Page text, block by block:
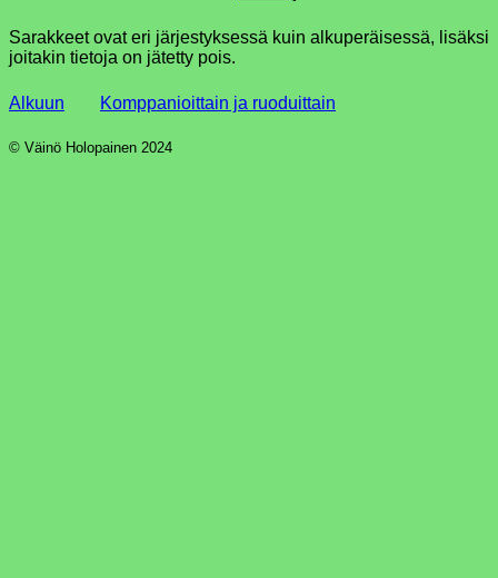
Sarakkeet ovat eri järjestyksessä kuin alkuperäisessä, lisäksi
joitakin tietoja on jätetty pois.
Alkuun Komppanioittain ja ruoduittain
© Väinö Holopainen 2024